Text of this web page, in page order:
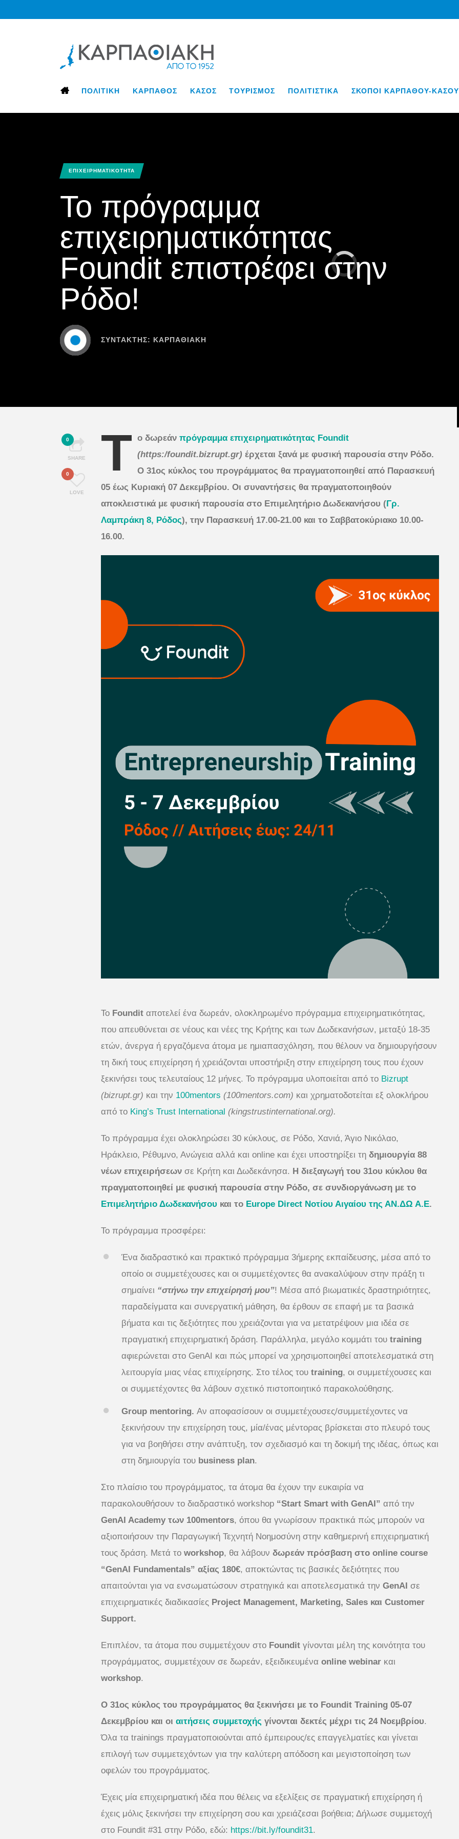
ΠΟΛΙΤΙΚΗ ΚΑΡΠΑΘΟΣ ΚΑΣΟΣ ΤΟΥΡΙΣΜΟΣ ΠΟΛΙΤΙΣΤΙΚΑ ΣΚΟΠΟΙ ΚΑΡΠΑΘΟΥ-ΚΑΣΟΥ
ΕΠΙΧΕΙΡΗΜΑΤΙΚΟΤΗΤΑ
Το πρόγραμμα
επιχειρηματικότητας
Foundit επιστρέφει στην
Ρόδο!
ΣΥΝΤΆΚΤΗΣ: ΚΑΡΠΑΘΙΑΚΗ
0
SHARE
0
LOVE
Τ ο δωρεάν πρόγραμμα επιχειρηματικότητας Foundit
(https:/foundit.bizrupt.gr) έρχεται ξανά με φυσική παρουσία στην Ρόδο.
Ο 31ος κύκλος του προγράμματος θα πραγματοποιηθεί από Παρασκευή
05 έως Κυριακή 07 Δεκεμβρίου. Οι συναντήσεις θα πραγματοποιηθούν
αποκλειστικά με φυσική παρουσία στο Επιμελητήριο Δωδεκανήσου (Γρ.
Λαμπράκη 8, Ρόδος), την Παρασκευή 17.00-21.00 και το Σαββατοκύριακο 10.00-
16.00.
Το Foundit αποτελεί ένα δωρεάν, ολοκληρωμένο πρόγραμμα επιχειρηματικότητας,
που απευθύνεται σε νέους και νέες της Κρήτης και των Δωδεκανήσων, μεταξύ 18-35
ετών, άνεργα ή εργαζόμενα άτομα με ημιαπασχόληση, που θέλουν να δημιουργήσουν
τη δική τους επιχείρηση ή χρειάζονται υποστήριξη στην επιχείρηση τους που έχουν
ξεκινήσει τους τελευταίους 12 μήνες. Το πρόγραμμα υλοποιείται από το Bizrupt
(bizrupt.gr) και την 100mentors (100mentors.com) και χρηματοδοτείται εξ ολοκλήρου
από το King’s Trust International (kingstrustinternational.org).
To πρόγραμμα έχει ολοκληρώσει 30 κύκλους, σε Ρόδο, Χανιά, Άγιο Νικόλαο,
Ηράκλειο, Ρέθυμνο, Ανώγεια αλλά και online και έχει υποστηρίξει τη δημιουργία 88
νέων επιχειρήσεων σε Κρήτη και Δωδεκάνησα. Η διεξαγωγή του 31ου κύκλου θα
πραγματοποιηθεί με φυσική παρουσία στην Ρόδο, σε συνδιοργάνωση με το
Επιμελητήριο Δωδεκανήσου και το Europe Direct Νοτίου Αιγαίου της ΑΝ.ΔΩ Α.Ε.
To πρόγραμμα προσφέρει:
Ένα διαδραστικό και πρακτικό πρόγραμμα 3ήμερης εκπαίδευσης, μέσα από το
οποίο οι συμμετέχουσες και οι συμμετέχοντες θα ανακαλύψουν στην πράξη τι
σημαίνει “στήνω την επιχείρησή μου”! Μέσα από βιωματικές δραστηριότητες,
παραδείγματα και συνεργατική μάθηση, θα έρθουν σε επαφή με τα βασικά
βήματα και τις δεξιότητες που χρειάζονται για να μετατρέψουν μια ιδέα σε
πραγματική επιχειρηματική δράση. Παράλληλα, μεγάλο κομμάτι του training
αφιερώνεται στο GenAI και πώς μπορεί να χρησιμοποιηθεί αποτελεσματικά στη
λειτουργία μιας νέας επιχείρησης. Στο τέλος του training, οι συμμετέχουσες και
οι συμμετέχοντες θα λάβουν σχετικό πιστοποιητικό παρακολούθησης.
Group mentoring. Αν αποφασίσουν οι συμμετέχουσες/συμμετέχοντες να
ξεκινήσουν την επιχείρηση τους, μία/ένας μέντορας βρίσκεται στο πλευρό τους
για να βοηθήσει στην ανάπτυξη, τον σχεδιασμό και τη δοκιμή της ιδέας, όπως και
στη δημιουργία του business plan.
Στο πλαίσιο του προγράμματος, τα άτομα θα έχουν την ευκαιρία να
παρακολουθήσουν το διαδραστικό workshop “Start Smart with GenAI” από την
GenAI Academy των 100mentors, όπου θα γνωρίσουν πρακτικά πώς μπορούν να
αξιοποιήσουν την Παραγωγική Τεχνητή Νοημοσύνη στην καθημερινή επιχειρηματική
τους δράση. Μετά το workshop, θα λάβουν δωρεάν πρόσβαση στο online course
“GenAI Fundamentals” αξίας 180€, αποκτώντας τις βασικές δεξιότητες που
απαιτούνται για να ενσωματώσουν στρατηγικά και αποτελεσματικά την GenAI σε
επιχειρηματικές διαδικασίες Project Management, Marketing, Sales και Customer
Support.
Επιπλέον, τα άτομα που συμμετέχουν στο Foundit γίνονται μέλη της κοινότητα του
προγράμματος, συμμετέχουν σε δωρεάν, εξειδικευμένα online webinar και
workshop.
Ο 31ος κύκλος του προγράμματος θα ξεκινήσει με το Foundit Training 05-07
Δεκεμβρίου και οι αιτήσεις συμμετοχής γίνονται δεκτές μέχρι τις 24 Νοεμβρίου.
Όλα τα trainings πραγματοποιούνται από έμπειρους/ες επαγγελματίες και γίνεται
επιλογή των συμμετεχόντων για την καλύτερη απόδοση και μεγιστοποίηση των
οφελών του προγράμματος.
Έχεις μία επιχειρηματική ιδέα που θέλεις να εξελίξεις σε πραγματική επιχείρηση ή
έχεις μόλις ξεκινήσει την επιχείρηση σου και χρειάζεσαι βοήθεια; Δήλωσε συμμετοχή
στο Foundit #31 στην Ρόδο, εδώ: https://bit.ly/foundit31.